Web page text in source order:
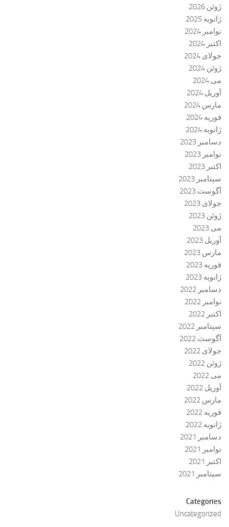
ژوئن 2026
ژانویه 2025
نوامبر 2024
اکتبر 2024
جولای 2024
ژوئن 2024
می 2024
آوریل 2024
مارس 2024
فوریه 2024
ژانویه 2024
دسامبر 2023
نوامبر 2023
اکتبر 2023
سپتامبر 2023
آگوست 2023
جولای 2023
ژوئن 2023
می 2023
آوریل 2023
مارس 2023
فوریه 2023
ژانویه 2023
دسامبر 2022
نوامبر 2022
اکتبر 2022
سپتامبر 2022
آگوست 2022
جولای 2022
ژوئن 2022
می 2022
آوریل 2022
مارس 2022
فوریه 2022
ژانویه 2022
دسامبر 2021
نوامبر 2021
اکتبر 2021
سپتامبر 2021
Categories
Uncategorized